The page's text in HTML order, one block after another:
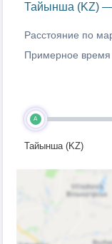
Тайынша (KZ) —
Расстояние по
Примерное время
A
Тайынша (KZ)